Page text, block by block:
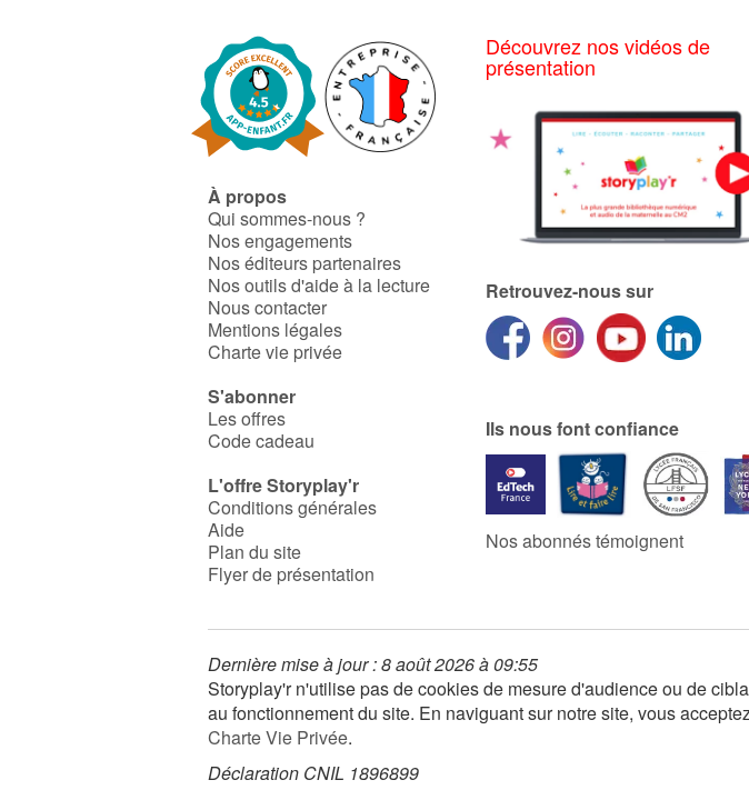
À propos
Qui sommes-nous ?
Nos engagements
Nos éditeurs partenaires
Nos outils d'aide à la lecture
Nous contacter
Mentions légales
Charte vie privée
S'abonner
Les offres
Code cadeau
L'offre Storyplay'r
Conditions générales
Aide
Plan du site
Flyer de présentation
Découvrez nos vidéos de
présentation
Retrouvez-nous sur
Ils nous font confiance
Nos abonnés témoignent
Dernière mise à jour : 8 août 2026 à 09:55
Storyplay'r n'utilise pas de cookies de mesure d'audience ou de
au fonctionnement du site. En naviguant sur notre site, vous
Charte Vie Privée.
Déclaration CNIL 1896899